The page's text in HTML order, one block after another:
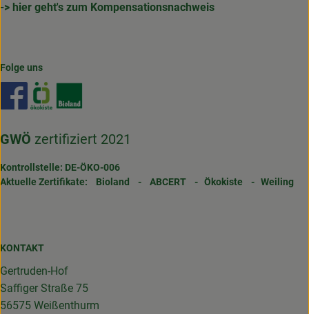
-> hier geht's zum Kompensationsnachweis
Folge uns
Externer Link zu https://www.facebook.com/
GWÖ zertifiziert 2021
Kontrollstelle: DE-ÖKO-006
Aktuelle Zertifikate: Bioland - ABCERT - Ökokiste - Weiling
KONTAKT
Gertruden-Hof
Saffiger Straße 75
56575 Weißenthurm